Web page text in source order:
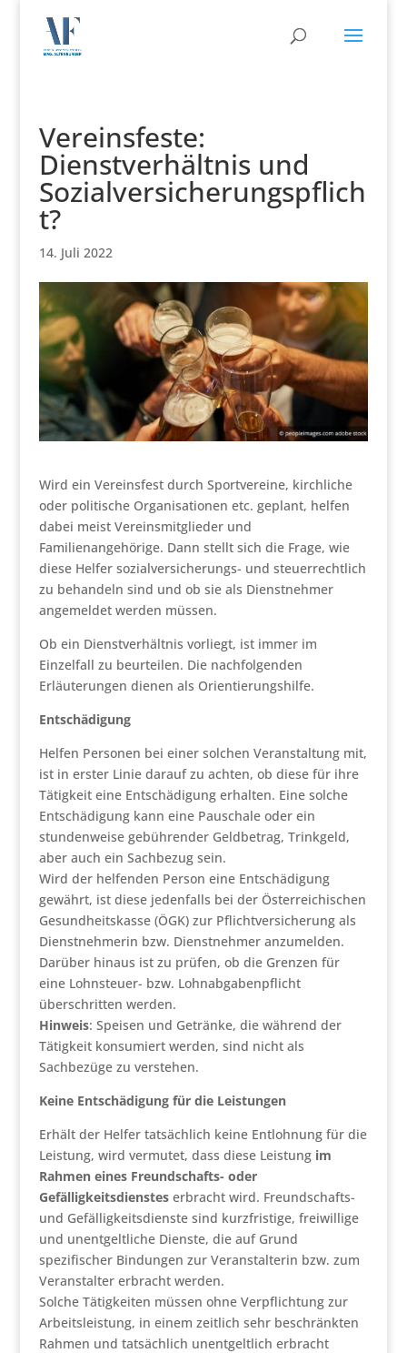
Vereinsfeste:
Dienstverhältnis und
Sozialversicherungspflich
t?
14. Juli 2022
Wird ein Vereinsfest durch Sportvereine, kirchliche
oder politische Organisationen etc. geplant, helfen
dabei meist Vereinsmitglieder und
Familienangehörige. Dann stellt sich die Frage, wie
diese Helfer sozialversicherungs- und steuerrechtlich
zu behandeln sind und ob sie als Dienstnehmer
angemeldet werden müssen.
Ob ein Dienstverhältnis vorliegt, ist immer im
Einzelfall zu beurteilen. Die nachfolgenden
Erläuterungen dienen als Orientierungshilfe.
Entschädigung
Helfen Personen bei einer solchen Veranstaltung mit,
ist in erster Linie darauf zu achten, ob diese für ihre
Tätigkeit eine Entschädigung erhalten. Eine solche
Entschädigung kann eine Pauschale oder ein
stundenweise gebührender Geldbetrag, Trinkgeld,
aber auch ein Sachbezug sein.
Wird der helfenden Person eine Entschädigung
gewährt, ist diese jedenfalls bei der Österreichischen
Gesundheitskasse (ÖGK) zur Pflichtversicherung als
Dienstnehmerin bzw. Dienstnehmer anzumelden.
Darüber hinaus ist zu prüfen, ob die Grenzen für
eine Lohnsteuer- bzw. Lohnabgabenpflicht
überschritten werden.
Hinweis: Speisen und Getränke, die während der
Tätigkeit konsumiert werden, sind nicht als
Sachbezüge zu verstehen.
Keine Entschädigung für die Leistungen
Erhält der Helfer tatsächlich keine Entlohnung für die
Leistung, wird vermutet, dass diese Leistung im
Rahmen eines Freundschafts- oder
Gefälligkeitsdiensteserbracht wird. Freundschafts-
und Gefälligkeitsdienste sind kurzfristige, freiwillige
und unentgeltliche Dienste, die auf Grund
spezifischer Bindungen zur Veranstalterin bzw. zum
Veranstalter erbracht werden.
Solche Tätigkeiten müssen ohne Verpflichtung zur
Arbeitsleistung, in einem zeitlich sehr beschränkten
Rahmen und tatsächlich unentgeltlich erbracht